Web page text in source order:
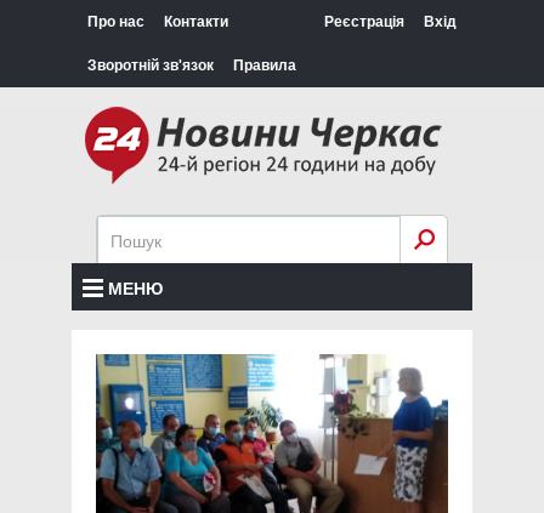
Про нас Контакти
Зворотній зв'язок Правила
Реєстрація Вхід
МЕНЮ